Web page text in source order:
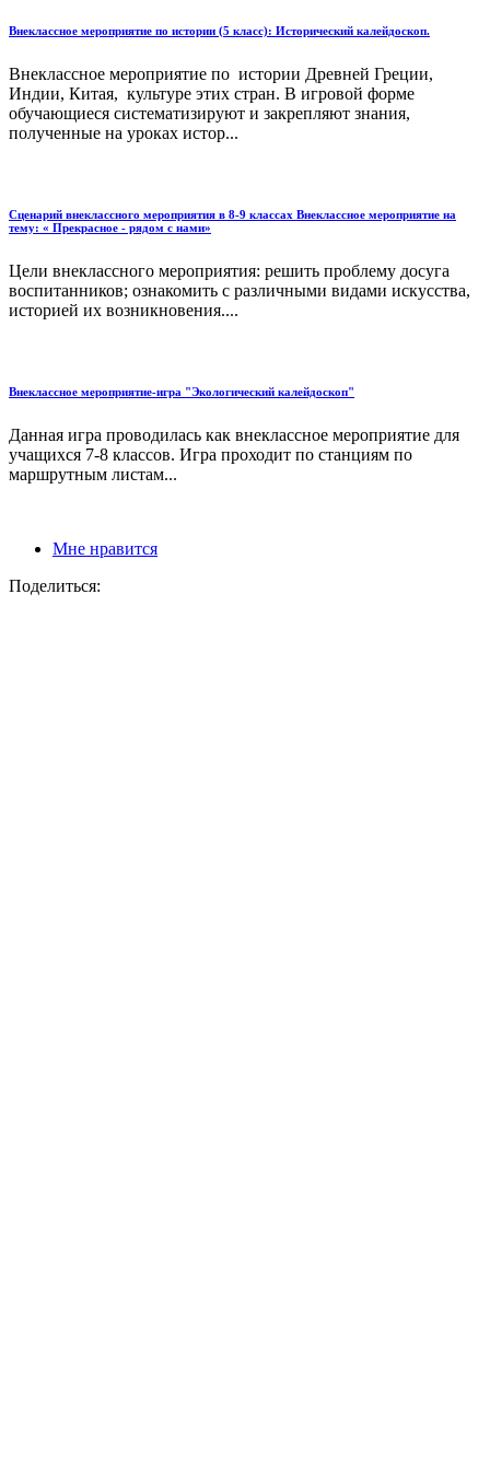
Внеклассное мероприятие по истории (5 класс): Исторический калейдоскоп.
Внеклассное мероприятие по истории Древней Греции,
Индии, Китая, культуре этих стран. В игровой форме
обучающиеся систематизируют и закрепляют знания,
полученные на уроках истор...
Сценарий внеклассного мероприятия в 8-9 классах Внеклассное мероприятие на
тему: « Прекрасное - рядом с нами»
Цели внеклассного мероприятия: решить проблему досуга
воспитанников; ознакомить с различными видами искусства,
историей их возникновения....
Внеклассное мероприятие-игра "Экологический калейдоскоп"
Данная игра проводилась как внеклассное мероприятие для
учащихся 7-8 классов. Игра проходит по станциям по
маршрутным листам...
Мне нравится
Поделиться: